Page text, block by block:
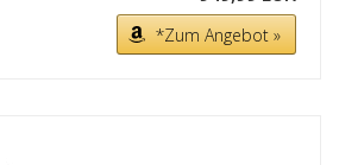
*Zum Angebot »